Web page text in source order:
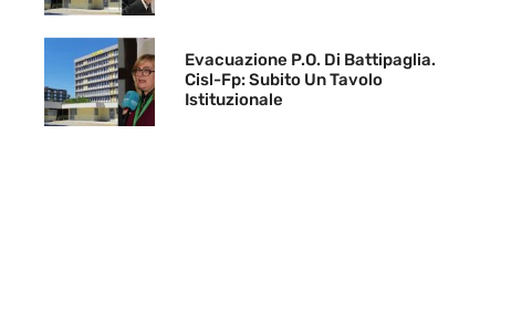
Evacuazione P.O. Di Battipaglia.
Cisl-Fp: Subito Un Tavolo
Istituzionale